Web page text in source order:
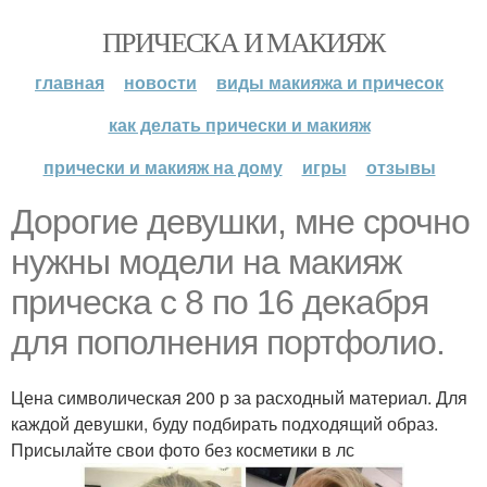
ПРИЧЕСКА И МАКИЯЖ
главная новости
виды макияжа и причесок
как делать прически и макияж
прически и макияж на дому
игры отзывы
Дорогие девушки, мне срочно
нужны модели на макияж
прическа с 8 по 16 декабря
для пополнения портфолио.
Цена символическая 200 р за расходный материал. Для
каждой девушки, буду подбирать подходящий образ.
Присылайте свои фото без косметики в лс